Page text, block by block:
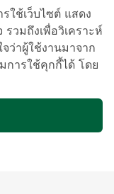
ใช้เว็บไซต์ แสดง
วมถึงเพื่อวิเคราะห์
ว่าผู้ใช้งานมาจาก
การใช้คุกกี้ได้ โดย